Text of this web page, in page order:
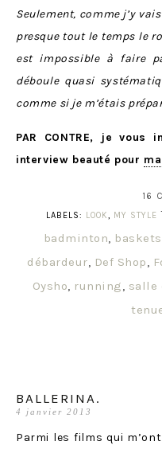
Seulement, comme j’y
presque tout le temps le
est impossible à faire
déboule quasi
comme si je m’étais
PAR CONTRE, je
interview beauté pour
16
LABELS:
LOOK, MY STYLE
badminton, baskets
débardeur, Def Shop,
Oysho, running, salle
BALLERINA.
4 janvier 2013
Parmi les films qui